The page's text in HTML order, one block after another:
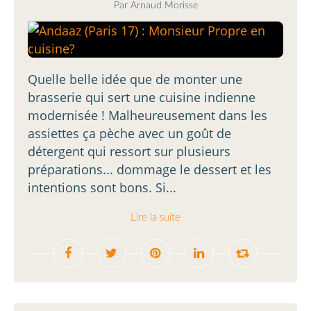
Par Arnaud Morisse
Quelle belle idée que de monter une
brasserie qui sert une cuisine indienne
modernisée ! Malheureusement dans les
assiettes ça pèche avec un goût de
détergent qui ressort sur plusieurs
préparations... dommage le dessert et les
intentions sont bons. Si...
Lire la suite